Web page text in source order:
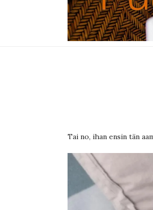
Tai no, ihan ensin tän